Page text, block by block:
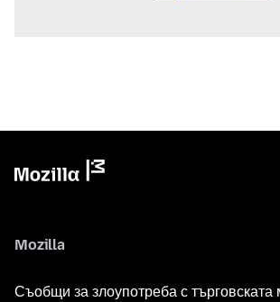
Mozilla
Съобщи за злоупотреба с търговската